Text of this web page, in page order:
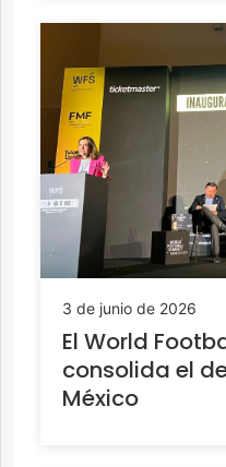
3 de junio de 2026
El World
consolida el
México